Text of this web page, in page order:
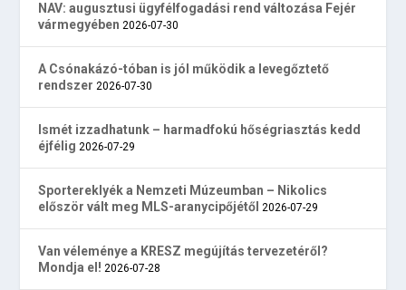
NAV: augusztusi ügyfélfogadási rend változása Fejér
vármegyében 2026-07-30
A Csónakázó-tóban is jól működik a levegőztető
rendszer 2026-07-30
Ismét izzadhatunk – harmadfokú hőségriasztás kedd
éjfélig 2026-07-29
Sportereklyék a Nemzeti Múzeumban – Nikolics
először vált meg MLS-aranycipőjétől 2026-07-29
Van véleménye a KRESZ megújítás tervezetéről?
Mondja el! 2026-07-28